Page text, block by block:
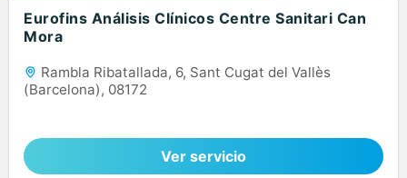
Eurofins Análisis Clínicos Centre Sanitari Can
Mora
Rambla Ribatallada, 6, Sant Cugat del Vallès
(Barcelona), 08172
Ver servicio